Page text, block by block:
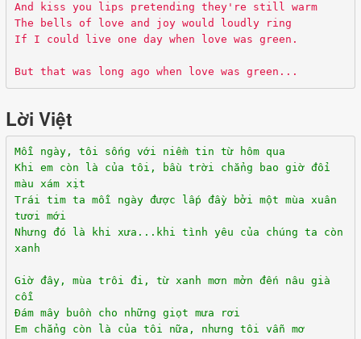
And kiss you lips pretending they're still warm
The bells of love and joy would loudly ring
If I could live one day when love was green.
But that was long ago when love was green...
Lời Việt
Mỗi ngày, tôi sống với niềm tin từ hôm qua
Khi em còn là của tôi, bầu trời chẳng bao giờ đổi
màu xám xịt
Trái tim ta mỗi ngày được lấp đầy bởi một mùa xuân
tươi mới
Nhưng đó là khi xưa...khi tình yêu của chúng ta còn
xanh
Giờ đây, mùa trôi đi, từ xanh mơn mởn đến nâu già
cỗi
Đám mây buồn cho những giọt mưa rơi
Em chẳng còn là của tôi nữa, nhưng tôi vẫn mơ